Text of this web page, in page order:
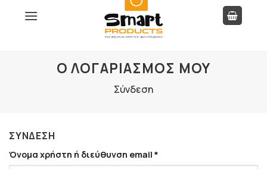
Ο ΛΟΓΑΡΙΑΣΜΌΣ ΜΟΥ
Σύνδεση
ΣΎΝΔΕΣΗ
Όνομα χρήστη ή διεύθυνση email *